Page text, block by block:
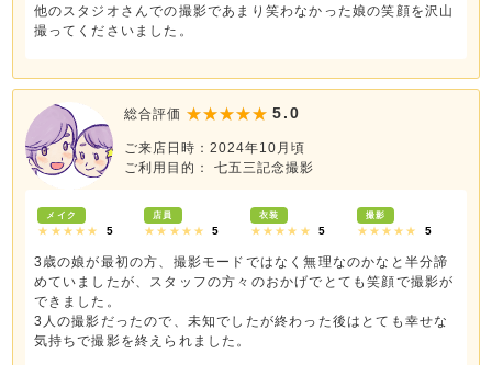
他のスタジオさんでの撮影であまり笑わなかった娘の笑顔を沢山
撮ってくださいました。
総合評価 5.0
ご来店日時：2024年10月頃
ご利用目的： 七五三記念撮影
メイク
★★★★★ 5
店員
★★★★★ 5
衣装
★★★★★ 5
撮影
★★★★★ 5
3歳の娘が最初の方、撮影モードではなく無理なのかなと半分諦
めていましたが、スタッフの方々のおかげでとても笑顔で撮影が
できました。
3人の撮影だったので、未知でしたが終わった後はとても幸せな
気持ちで撮影を終えられました。